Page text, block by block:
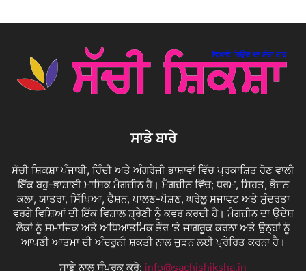
ਸਾਡੇ ਬਾਰੇ
ਸੱਚੀ ਸ਼ਿਕਸ਼ਾ ਪੰਜਾਬੀ, ਹਿੰਦੀ ਅਤੇ ਅੰਗਰੇਜ਼ੀ ਭਾਸ਼ਾਵਾਂ ਵਿੱਚ ਪ੍ਰਕਾਸ਼ਿਤ ਹੋਣ ਵਾਲੀ
ਇੱਕ ਬਹੁ-ਭਾਸ਼ਾਈ ਮਾਸਿਕ ਮੈਗਜ਼ੀਨ ਹੈ। ਮੈਗਜ਼ੀਨ ਵਿੱਚ; ਧਰਮ, ਸਿਹਤ, ਭੋਜਨ
ਕਲਾ, ਯਾਤਰਾ, ਸਿੱਖਿਆ, ਫੈਸ਼ਨ, ਪਾਲਣ-ਪੋਸ਼ਣ, ਘਰੇਲੂ ਸਜਾਵਟ ਅਤੇ ਸੁੰਦਰਤਾ
ਵਰਗੇ ਵਿਸ਼ਿਆਂ ਦੀ ਇੱਕ ਵਿਸ਼ਾਲ ਸ਼੍ਰੇਣੀ ਨੂੰ ਕਵਰ ਕਰਦੀ ਹੈ। ਮੈਗਜ਼ੀਨ ਦਾ ਉਦੇਸ਼
ਲੋਕਾਂ ਨੂੰ ਸਮਾਜਿਕ ਅਤੇ ਅਧਿਆਤਮਿਕ ਤੌਰ 'ਤੇ ਜਾਗਰੂਕ ਕਰਨਾ ਅਤੇ ਉਨ੍ਹਾਂ ਨੂੰ
ਆਪਣੀ ਆਤਮਾ ਦੀ ਅੰਦਰੂਨੀ ਸ਼ਕਤੀ ਨਾਲ ਜੁੜਨ ਲਈ ਪ੍ਰੇਰਿਤ ਕਰਨਾ ਹੈ।
ਸਾਡੇ ਨਾਲ ਸੰਪਰਕ ਕਰੋ: info@sachishiksha.in